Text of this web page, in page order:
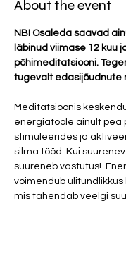
About the event
NB! Osaleda saavad
läbinud viimase 12 kuu
põhimeditatsiooni.
tugevalt edasijõudnute
Meditatsioonis
energiatööle ainult pea
stimuleerides ja
silma tööd. Kui
suureneb vastutus!
võimendub ülitundlikkus
mis tähendab veelgi